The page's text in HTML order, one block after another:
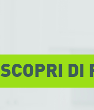
SCOPRI DI